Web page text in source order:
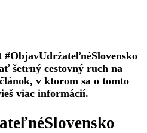
#ObjavUdržateľnéSlovensko
šetrný cestovný ruch na
v ktorom sa o tomto
viac informácií.